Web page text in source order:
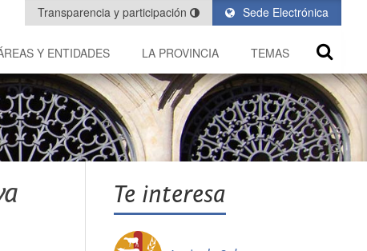
Sede Electrónica
Transparencia y participación
Y ENTIDADES LA PROVINCIA TEMAS
Te interesa